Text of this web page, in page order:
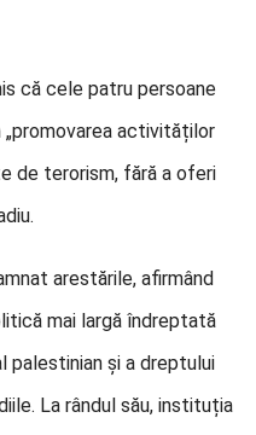
că cele patru persoane
activităților
de terorism, fără a oferi
arestările, afirmând
mai largă îndreptată
palestinian și a dreptului
La rândul său, instituția